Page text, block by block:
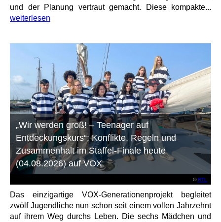
und der Planung vertraut gemacht. Diese kompakte...
weiterlesen
©RTL
„Wir werden groß! – Teenager auf
Entdeckungskurs“: Konflikte, Regeln und
Zusammenhalt im Staffel-Finale heute
(04.08.2026) auf VOX
Das einzigartige VOX-Generationenprojekt begleitet
zwölf Jugendliche nun schon seit einem vollen Jahrzehnt
auf ihrem Weg durchs Leben. Die sechs Mädchen und